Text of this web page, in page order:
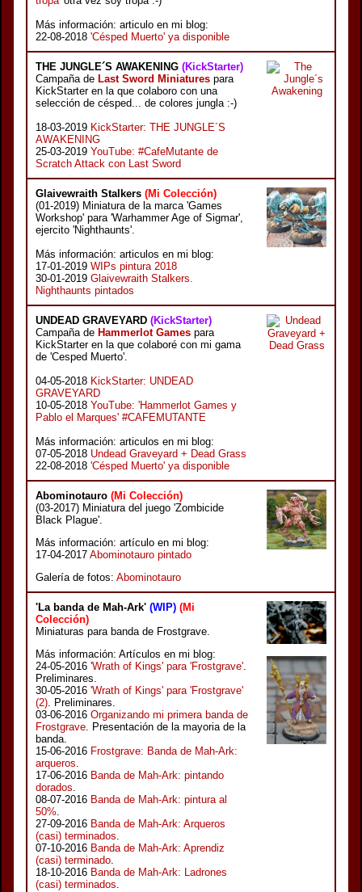
Más información: articulo en mi blog:
22-08-2018 'Césped Muerto' ya disponible
THE JUNGLE´S AWAKENING (KickStarter)
Campaña de Last Sword Miniatures para
KickStarter en la que colaboro con una
selección de césped... de colores jungla :-)
18-03-2019 KickStarter: THE JUNGLE´S
AWAKENING
25-03-2019 YouTube: #CafeMutante de
Scratch Attack con Last Sword
Glaivewraith Stalkers (Mi Colección)
(01-2019) Miniatura de la marca 'Games
Workshop' para 'Warhammer Age of Sigmar',
ejercito 'Nighthaunts'.
Más información: articulos en mi blog:
17-01-2019 WIPs pintura 2018
30-01-2019 Glaivewraith Stalkers.
Nighthaunts pintados
UNDEAD GRAVEYARD (KickStarter)
Campaña de Hammerlot Games para
KickStarter en la que colaboré con mi gama
de 'Cesped Muerto'.
04-05-2018 KickStarter: UNDEAD
GRAVEYARD
10-05-2018 YouTube: 'Hammerlot Games y
Pablo el Marques' #CAFEMUTANTE
Más información: articulos en mi blog:
07-05-2018 Undead Graveyard + Dead Grass
22-08-2018 'Césped Muerto' ya disponible
Abominotauro (Mi Colección)
(03-2017) Miniatura del juego 'Zombicide
Black Plague'.
Más información: artículo en mi blog:
17-04-2017 Abominotauro pintado
Galería de fotos: Abominotauro
'La banda de Mah-Ark' (WIP) (Mi
Colección)
Miniaturas para banda de Frostgrave.
Más información: Artículos en mi blog:
24-05-2016 'Wrath of Kings' para 'Frostgrave'.
Preliminares.
30-05-2016 'Wrath of Kings' para 'Frostgrave'
(2). Preliminares.
03-06-2016 Organizando mi primera banda de
Frostgrave. Presentación de la mayoria de la
banda.
15-06-2016 Frostgrave: Banda de Mah-Ark:
arqueros.
17-06-2016 Banda de Mah-Ark: pintando
dorados.
08-07-2016 Banda de Mah-Ark: pintura al
50%.
27-09-2016 Banda de Mah-Ark: Arqueros
(casi) terminados.
07-10-2016 Banda de Mah-Ark: Aprendiz
(casi) terminado.
18-10-2016 Banda de Mah-Ark: Ladrones
(casi) terminados.